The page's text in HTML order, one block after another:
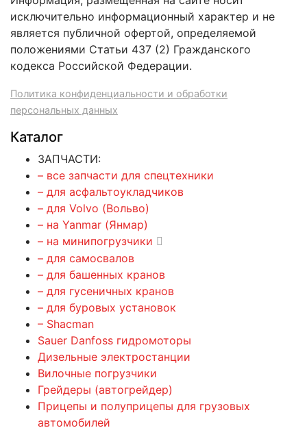
исключительно информационный характер и не
является публичной офертой, определяемой
положениями Статьи 437 (2) Гражданского
кодекса Российской Федерации.
Политика конфиденциальности и обработки
персональных данных
Каталог
ЗАПЧАСТИ:
– все запчасти для спецтехники
– для асфальтоукладчиков
– для Volvo (Вольво)
– на Yanmar (Янмар)
– на минипогрузчики
– для самосвалов
– для башенных кранов
– для гусеничных кранов
– для буровых установок
– Shacman
Sauer Danfoss гидромоторы
Дизельные электростанции
Вилочные погрузчики
Грейдеры (автогрейдер)
Прицепы и полуприцепы для грузовых
автомобилей